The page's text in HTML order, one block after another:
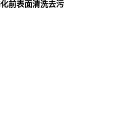
前表面清洗去污